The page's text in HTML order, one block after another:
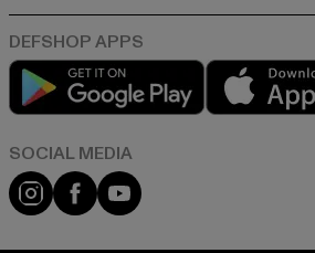
Play market
Instagram
FacebookYouTube